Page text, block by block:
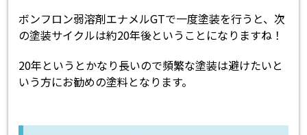
ボンフロン弱溶剤エナメルGTで一度塗装を行うと、次
の塗装サイクルは約20年後ということになりますね！
20年というとかなり長いので頻繁な塗装は避けたいと
いう方にお勧めの塗料となります。